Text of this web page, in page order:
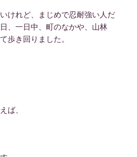
けれど、まじめで忍耐強い人だ
、一日中、町のなかや、山林
歩き回りました。
ば、